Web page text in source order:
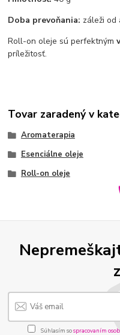
Doba prevoňania: záleži od
Roll-on oleje sú perfektným
príležitosť.
Tovar zaradený v
Aromaterapia
Esenciálne oleje
Roll-on oleje
Súhlasím sospracovaním